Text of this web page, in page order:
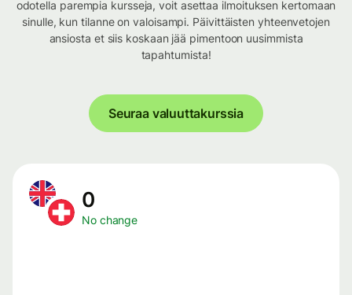
odotella parempia kursseja, voit asettaa ilmoituksen kertomaan
sinulle, kun tilanne on valoisampi. Päivittäisten yhteenvetojen
ansiosta et siis koskaan jää pimentoon uusimmista
tapahtumista!
Seuraa valuuttakurssia
0
No change